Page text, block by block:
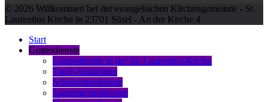
© 2026 Willkommen bei der evangelischen Kirchengemeinde - St.
Laurentius Kirche in 23701 Süsel - An der Kirche 4
Start
Gottesdienste
Gottesdienste in der St.-Laurentius-Kirche
Taizé-Andachten
Schulgottesdienste
Jugendgottesdienste